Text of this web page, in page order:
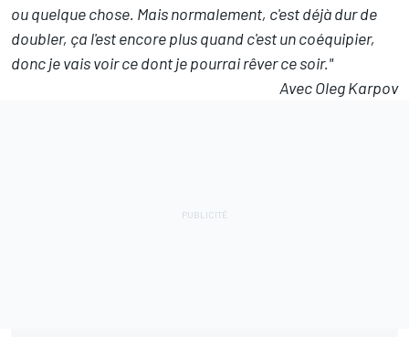
ou quelque chose. Mais normalement, c'est déjà dur de
doubler, ça l'est encore plus quand c'est un coéquipier,
donc je vais voir ce dont je pourrai rêver ce soir."
Avec Oleg Karpov